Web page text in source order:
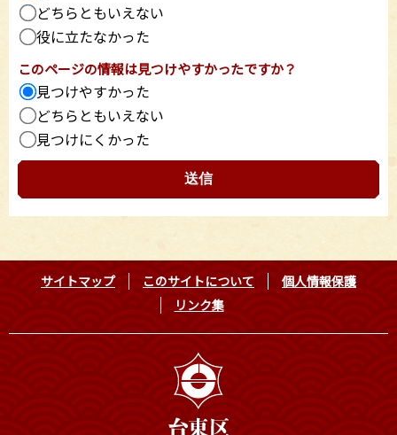
どちらともいえない
役に立たなかった
このページの情報は見つけやすかったですか？
見つけやすかった
どちらともいえない
見つけにくかった
サイトマップ このサイトについて
個人情報保護
リンク集